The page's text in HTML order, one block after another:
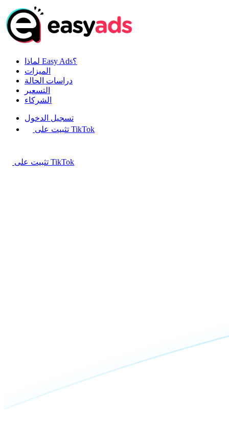
لماذا Easy Ads؟
الميزات
دراسات الحالة
التسعير
الشركاء
تسجيل الدخول
تثبيت على TikTok
تثبيت على TikTok